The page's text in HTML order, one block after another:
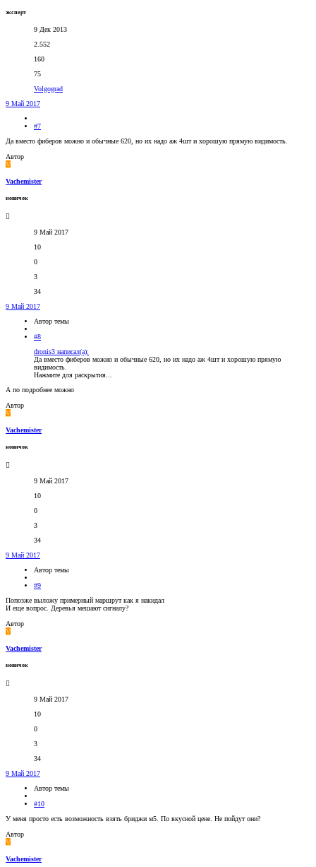
эксперт
9 Дек 2013
2.552
160
75
Volgograd
9 Май 2017
#7
Да вместо фиберов можно и обычные 620, но их надо аж 4шт и хорошую прямую видимость.
Автор
V
Vachemister
новичок
9 Май 2017
10
0
3
34
9 Май 2017
Автор темы
#8
dronis3 написал(а):
Да вместо фиберов можно и обычные 620, но их надо аж 4шт и хорошую прямую
видимость.
Нажмите для раскрытия...
А по подробнее можно
Автор
V
Vachemister
новичок
9 Май 2017
10
0
3
34
9 Май 2017
Автор темы
#9
Попозже выложу примерный маршрут как я накидал
И еще вопрос. Деревья мешают сигналу?
Автор
V
Vachemister
новичок
9 Май 2017
10
0
3
34
9 Май 2017
Автор темы
#10
У меня просто есть возможность взять бриджи м5. По вкусной цене. Не пойдут они?
Автор
V
Vachemister